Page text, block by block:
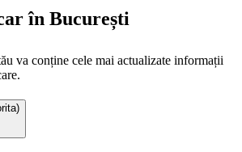
în București
va conține cele mai actualizate informații
)